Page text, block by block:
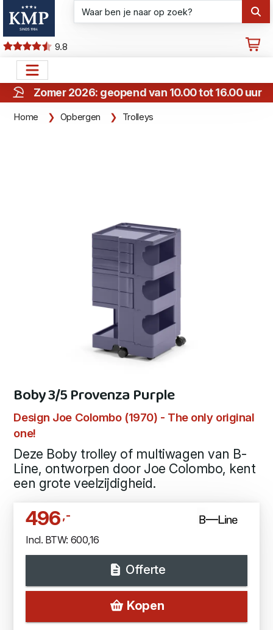
9.8
Zomer 2026: geopend van 10.00 tot 16.00 uur
Home Opbergen Trolleys
Boby 3/5 Provenza Purple
Design Joe Colombo (1970) - The only original
one!
Deze Boby trolley of multiwagen van B-
Line, ontworpen door Joe Colombo, kent
een grote veelzijdigheid.
496,-
Incl. BTW: 600,16
Offerte
Kopen